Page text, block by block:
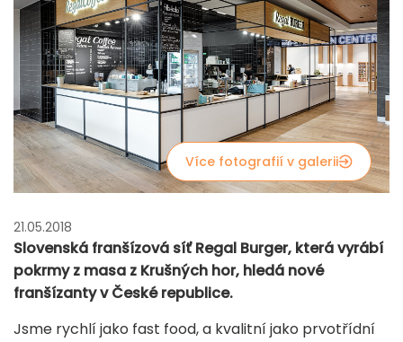
Více fotografií v galerii
21.05.2018
Slovenská franšízová síť Regal Burger, která vyrábí
pokrmy z masa z Krušných hor, hledá nové
franšízanty v České republice.
Jsme rychlí jako fast food, a kvalitní jako prvotřídní